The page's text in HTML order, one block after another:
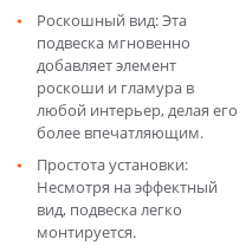
Роскошный вид: Эта
подвеска мгновенно
добавляет элемент
роскоши и гламура в
любой интерьер, делая его
более впечатляющим.
Простота установки:
Несмотря на эффектный
вид, подвеска легко
монтируется.